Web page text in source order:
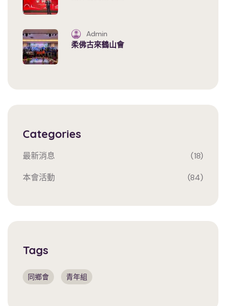
Admin
柔佛古來鶴山會
Categories
最新消息 (18)
本會活動 (84)
Tags
同鄉會 青年組